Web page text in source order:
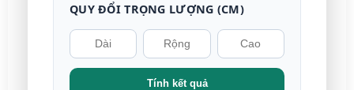
QUY ĐỔI TRỌNG LƯỢNG (CM)
Tính kết quả